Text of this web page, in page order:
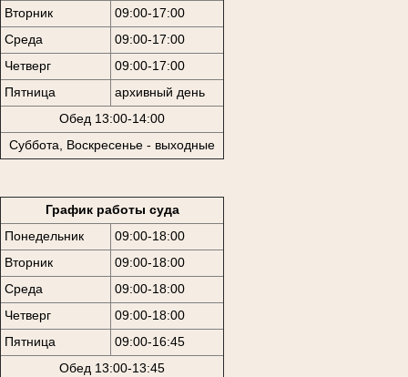
Вторник
09:00-17:00
Среда
09:00-17:00
Четверг
09:00-17:00
Пятница
архивный день
Обед 13:00-14:00
Суббота, Воскресенье - выходные
График работы суда
Понедельник
09:00-18:00
Вторник
09:00-18:00
Среда
09:00-18:00
Четверг
09:00-18:00
Пятница
09:00-16:45
Обед 13:00-13:45